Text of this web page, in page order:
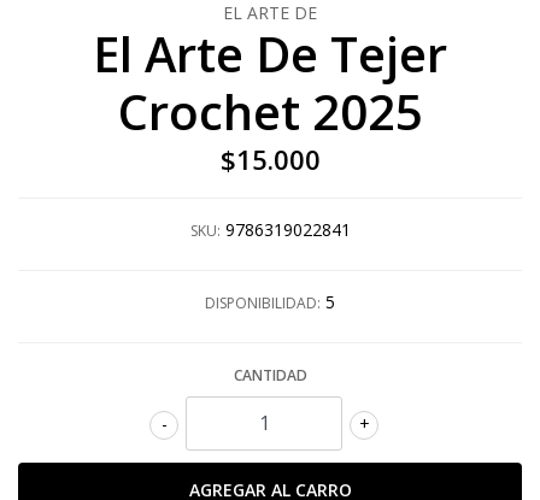
EL ARTE DE
El Arte De Tejer
Crochet 2025
$15.000
SKU: 9786319022841
DISPONIBILIDAD: 5
CANTIDAD
+
-